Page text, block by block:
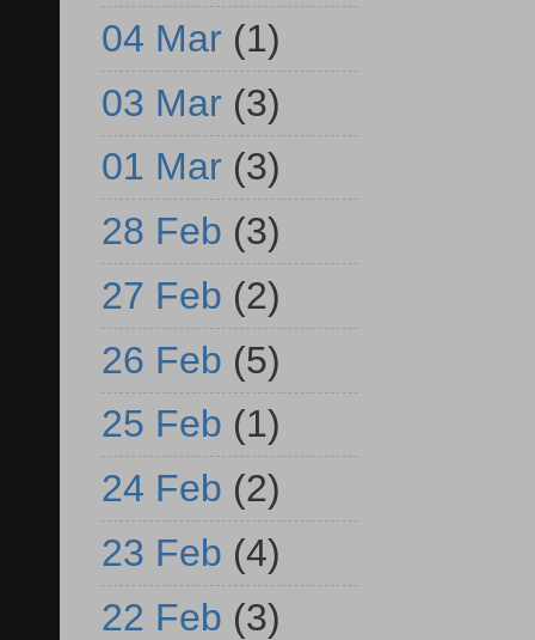
04 Mar (1)
03 Mar (3)
01 Mar (3)
28 Feb (3)
27 Feb (2)
26 Feb (5)
25 Feb (1)
24 Feb (2)
23 Feb (4)
22 Feb (3)